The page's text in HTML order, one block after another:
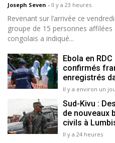
Joseph Seven - Il y a 23 heures
Revenant sur l’arrivée ce
groupe de 15 personnes affilées
congolais a indiqué...
Ebola en
confirmés
enregistrés
Il y a environ un
Sud-Kivu :
de nouveaux
civils à
Il y a 24 heures